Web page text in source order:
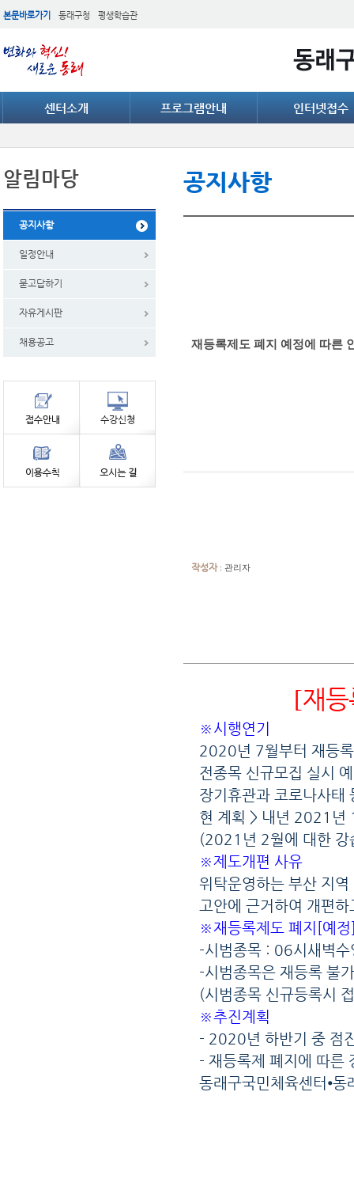
본문바로가기 동래구청 평생학습관
센터소개 프로그램안내 인터넷접수
알림마당
공지사항
일정안내
묻고답하기
자유게시판
채용공고
공지사항
재등록제도 폐지 예정에 따른
작성자: 관리자
[재
※시행연기
2020년 7월부터 재등
전종목 신규모집 실시
장기휴관과 코로나사태
현 계획 > 내년 2021 년
(2021 년 2월에 대한 강
※제도개편 사유
위탁운영하는 부산 지
고안에 근거하여 개편하
※재등록제도 폐지 예정
-시범종목 : 06시새벽수
-시범종목은 재등록 불
(시범종목 신규등록시
※추진계획
- 2020년 하반기 중 점
- 재등록제 폐지에 따른
동래구국민체육센터 ⦁동